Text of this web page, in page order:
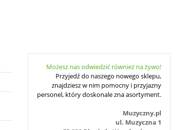
Możesz nas odwiedzić również na żywo!
Przyjedź do naszego nowego sklepu,
znajdziesz w nim pomocny i przyjazny
personel, który doskonale zna asortyment.
Muzyczny.pl
ul. Muzyczna 1